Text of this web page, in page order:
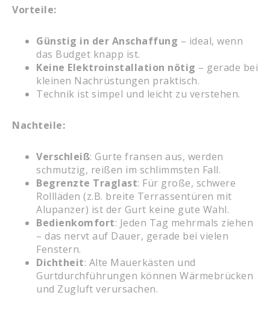
Vorteile:
Günstig in der Anschaffung – ideal, wenn
das Budget knapp ist.
Keine Elektroinstallation nötig – gerade bei
kleinen Nachrüstungen praktisch.
Technik ist simpel und leicht zu verstehen.
Nachteile:
Verschleiß: Gurte fransen aus, werden
schmutzig, reißen im schlimmsten Fall.
Begrenzte Traglast: Für große, schwere
Rollläden (z.B. breite Terrassentüren mit
Alupanzer) ist der Gurt keine gute Wahl.
Bedienkomfort: Jeden Tag mehrmals ziehen
– das nervt auf Dauer, gerade bei vielen
Fenstern.
Dichtheit: Alte Mauerkästen und
Gurtdurchführungen können Wärmebrücken
und Zugluft verursachen.